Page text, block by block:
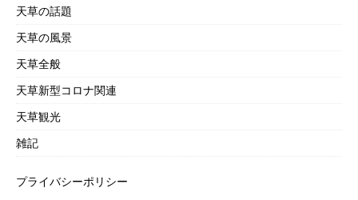
天草の話題
天草の風景
天草全般
天草新型コロナ関連
天草観光
雑記
プライバシーポリシー